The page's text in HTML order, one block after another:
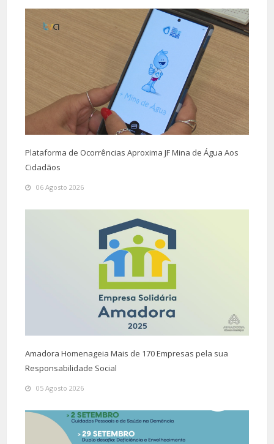
Plataforma de Ocorrências Aproxima JF Mina de Água Aos
Cidadãos
06 Agosto 2026
Amadora Homenageia Mais de 170 Empresas pela sua
Responsabilidade Social
05 Agosto 2026